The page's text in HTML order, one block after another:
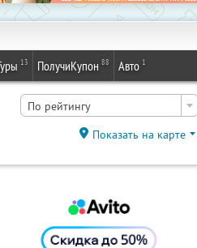
13 ПолучиКупон 88 Авто 1
По рейтингу
Показать на карте